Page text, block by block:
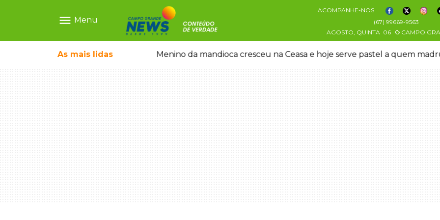
menu Menu
ACOMPANHE-NOS
(67) 99669-9563
AGOSTO, QUINTA 06 CAMPO
As mais lidas
falso e prende pai e filho Menino da mandioca cresceu na Ceasa e hoje serve pastel a quem